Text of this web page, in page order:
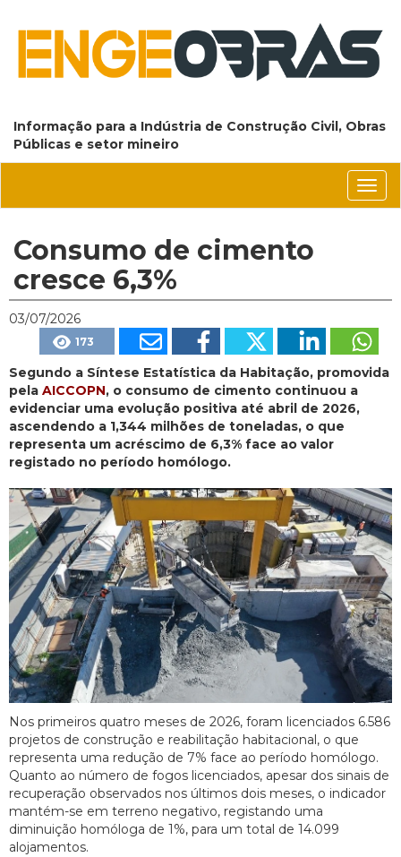
Informação para a Indústria de Construção Civil, Obras
Públicas e setor mineiro
Consumo de cimento
cresce 6,3%
03/07/2026
173
Segundo a Síntese Estatística da Habitação, promovida
pela AICCOPN, o consumo de cimento continuou a
evidenciar uma evolução positiva até abril de 2026,
ascendendo a 1,344 milhões de toneladas, o que
representa um acréscimo de 6,3% face ao valor
registado no período homólogo.
Nos primeiros quatro meses de 2026, foram licenciados 6.586
projetos de construção e reabilitação habitacional, o que
representa uma redução de 7% face ao período homólogo.
Quanto ao número de fogos licenciados, apesar dos sinais de
recuperação observados nos últimos dois meses, o indicador
mantém-se em terreno negativo, registando uma
diminuição homóloga de 1%, para um total de 14.099
alojamentos.